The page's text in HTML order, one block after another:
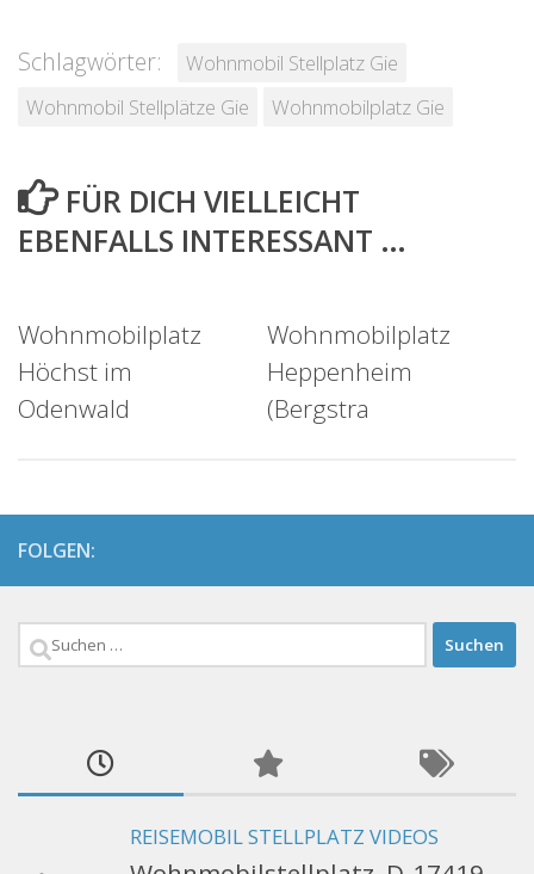
Schlagwörter:
Wohnmobil Stellplatz Gie
Wohnmobil Stellplätze Gie
Wohnmobilplatz Gie
FÜR DICH VIELLEICHT
EBENFALLS INTERESSANT …
Wohnmobilplatz
Höchst im
Odenwald
Wohnmobilplatz
Heppenheim
(Bergstra
FOLGEN:
Suchen
REISEMOBIL STELLPLATZ VIDEOS